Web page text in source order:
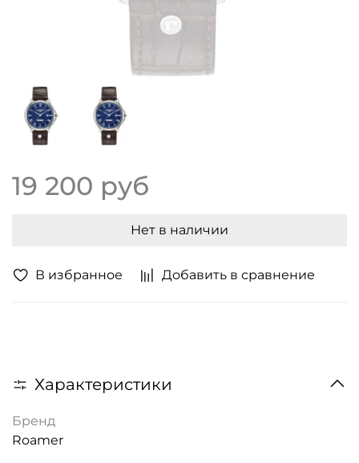
В избранное Добавить в сравнение
19 200 руб
Нет в наличии
Характеристики
Бренд
Roamer